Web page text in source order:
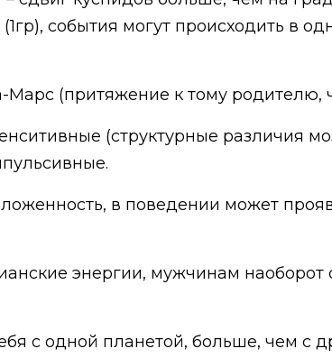
(1гр), события могут происходить в
(притяжение к тому родителю,
(структурные различия
в поведении может
энергии, мужчинам наоборот
с одной планетой, больше, чем с